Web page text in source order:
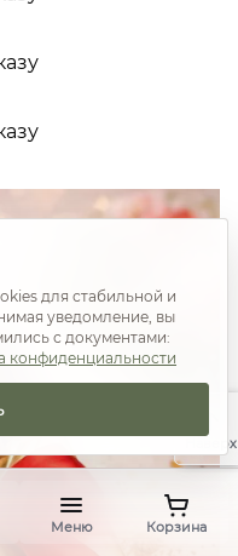
Меню Корзина
Наверх
для стабильной и
уведомление, вы
с документами:
конфиденциальности